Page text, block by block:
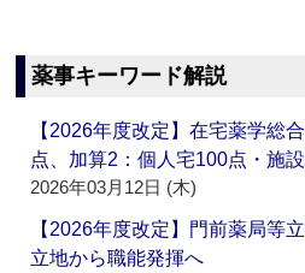
薬事キーワード解説
【2026年度改定】在宅薬学総
点、加算2：個人宅100点・施
2026年03月12日 (木)
【2026年度改定】門前薬局等
立地から職能発揮へ